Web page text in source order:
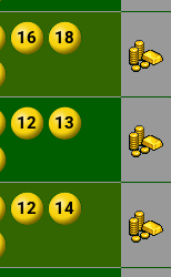
16
18
12
13
12
14